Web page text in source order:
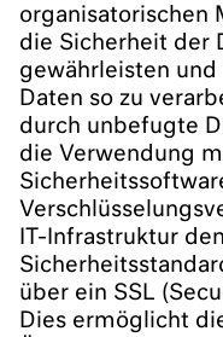
organisatorischen
die Sicherheit der
gewährleisten
Daten so zu
durch unbefugte
die Verwendung
IT-Infrastruktur
über ein SSL
Dies ermöglicht